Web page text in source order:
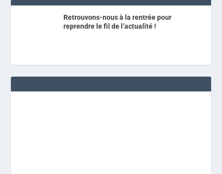
Retrouvons-nous à la rentrée pour
reprendre le fil de l’actualité !